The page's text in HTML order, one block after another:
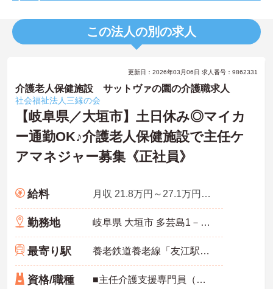
この法人の別の求人
更新日：2026年03月06日 求人番号：9862331
介護老人保健施設 サットヴァの園の介護職求人
社会福祉法人三縁の会
【岐阜県／大垣市】土日休み◎マイカ
ー通勤OK♪介護老人保健施設で主任ケ
アマネジャー募集《正社員》
給料 月収 21.8万円～27.1万円程度
勤務地 岐阜県 大垣市 多芸島1－127－1
最寄り駅 養老鉄道養老線「友江駅」徒歩12分
資格/職種 ■主任介護支援専門員（ケアマネジャー）必須 ■普通自動車免許必須（ＡＴ限定可） ■実務経験3年以上必須